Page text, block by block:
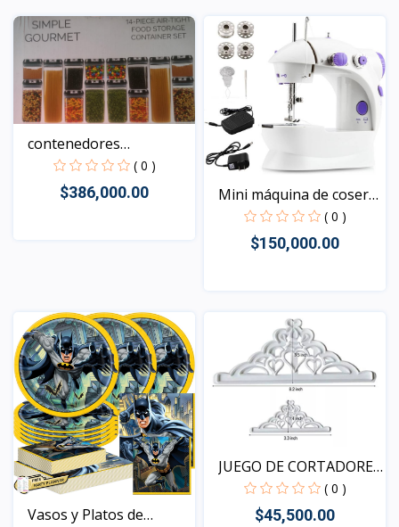
Vista
contenedores
hermeticos...
( 0 )
$386,000.00
Mini máquina de coser
( 0 )
$150,000.00
Vasos y Platos de
JUEGO DE CORTADORES
DE...
( 0 )
$45,500.00